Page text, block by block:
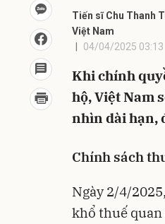
Tiến sĩ Chu Thanh
Việt Nam
04/04/2025 03:13
Khi chính
hộ, Việt Nam
nhìn dài hạn,
Chính sách
Ngày 2/4/
khổ thuế quan